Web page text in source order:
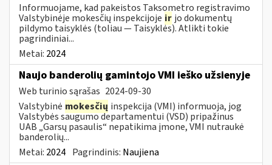
Informuojame, kad pakeistos Taksometro registravimo
Valstybinėje mokesčių inspekcijoje ir jo dokumentų
pildymo taisyklės (toliau — Taisyklės). Atlikti tokie
pagrindiniai...
Metai: 2024
Naujo banderolių gamintojo VMI ieško užsienyje
Web turinio sąrašas 2024-09-30
Valstybinė mokesčių inspekcija (VMI) informuoja, jog
Valstybės saugumo departamentui (VSD) pripažinus
UAB „Garsų pasaulis“ nepatikima įmone, VMI nutraukė
banderolių...
Metai: 2024 Pagrindinis: Naujiena